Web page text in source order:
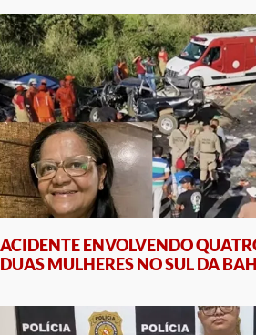
ACIDENTE ENVOLVENDO
DUAS MULHERES NO SUL DA